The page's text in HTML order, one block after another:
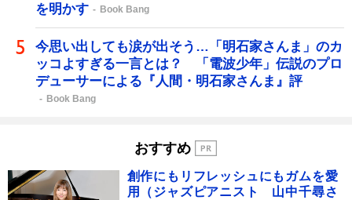
を明かす
Book Bang
今思い出しても涙が出そう…「明石家さんま」のカ
ッコよすぎる一言とは？ 「電波少年」伝説のプロ
デューサーによる『人間・明石家さんま』評
Book Bang
おすすめ
創作にもリフレッシュにもガムを愛
用（ジャズピアニスト 山中千尋さ